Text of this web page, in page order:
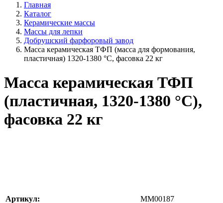
Главная
Каталог
Керамические массы
Массы для лепки
Добрушский фарфоровый завод
Масса керамическая ТФП (масса для формования,
пластичная) 1320-1380 °С, фасовка 22 кг
Масса керамическая ТФП
(пластичная, 1320-1380 °С),
фасовка 22 кг
Артикул:
MM00187